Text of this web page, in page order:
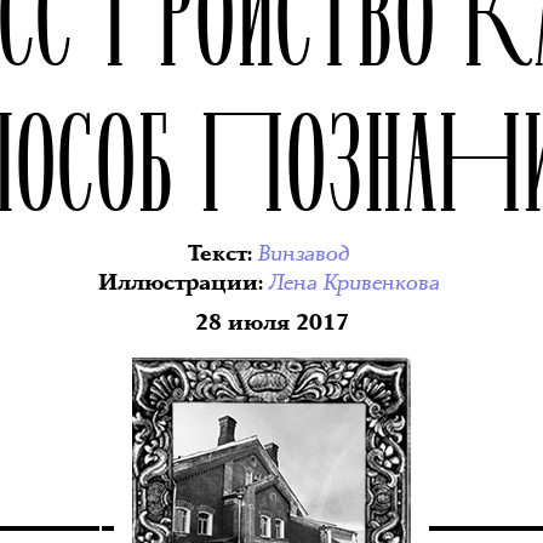
Текст:Винзавод
Иллюстрации:Лена Кривенкова
28 июля 2017